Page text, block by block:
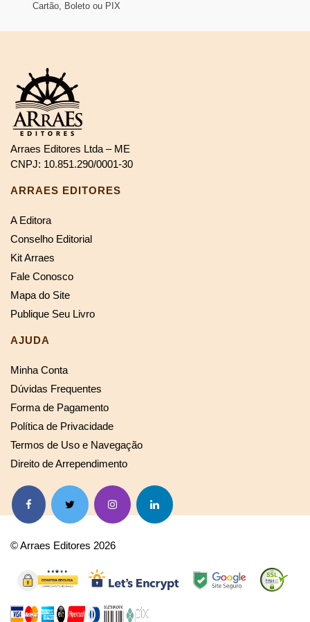
Cartão, Boleto ou PIX
Arraes Editores Ltda – ME
CNPJ: 10.851.290/0001-30
ARRAES EDITORES
A Editora
Conselho Editorial
Kit Arraes
Fale Conosco
Mapa do Site
Publique Seu Livro
AJUDA
Minha Conta
Dúvidas Frequentes
Forma de Pagamento
Política de Privacidade
Termos de Uso e Navegação
Direito de Arrependimento
© Arraes Editores 2026